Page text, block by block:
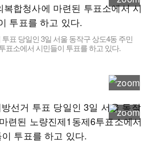
표 당일인 3일 서울 동작구 상도4동 주민
표소에서 시민들이 투표를 하고 있다.